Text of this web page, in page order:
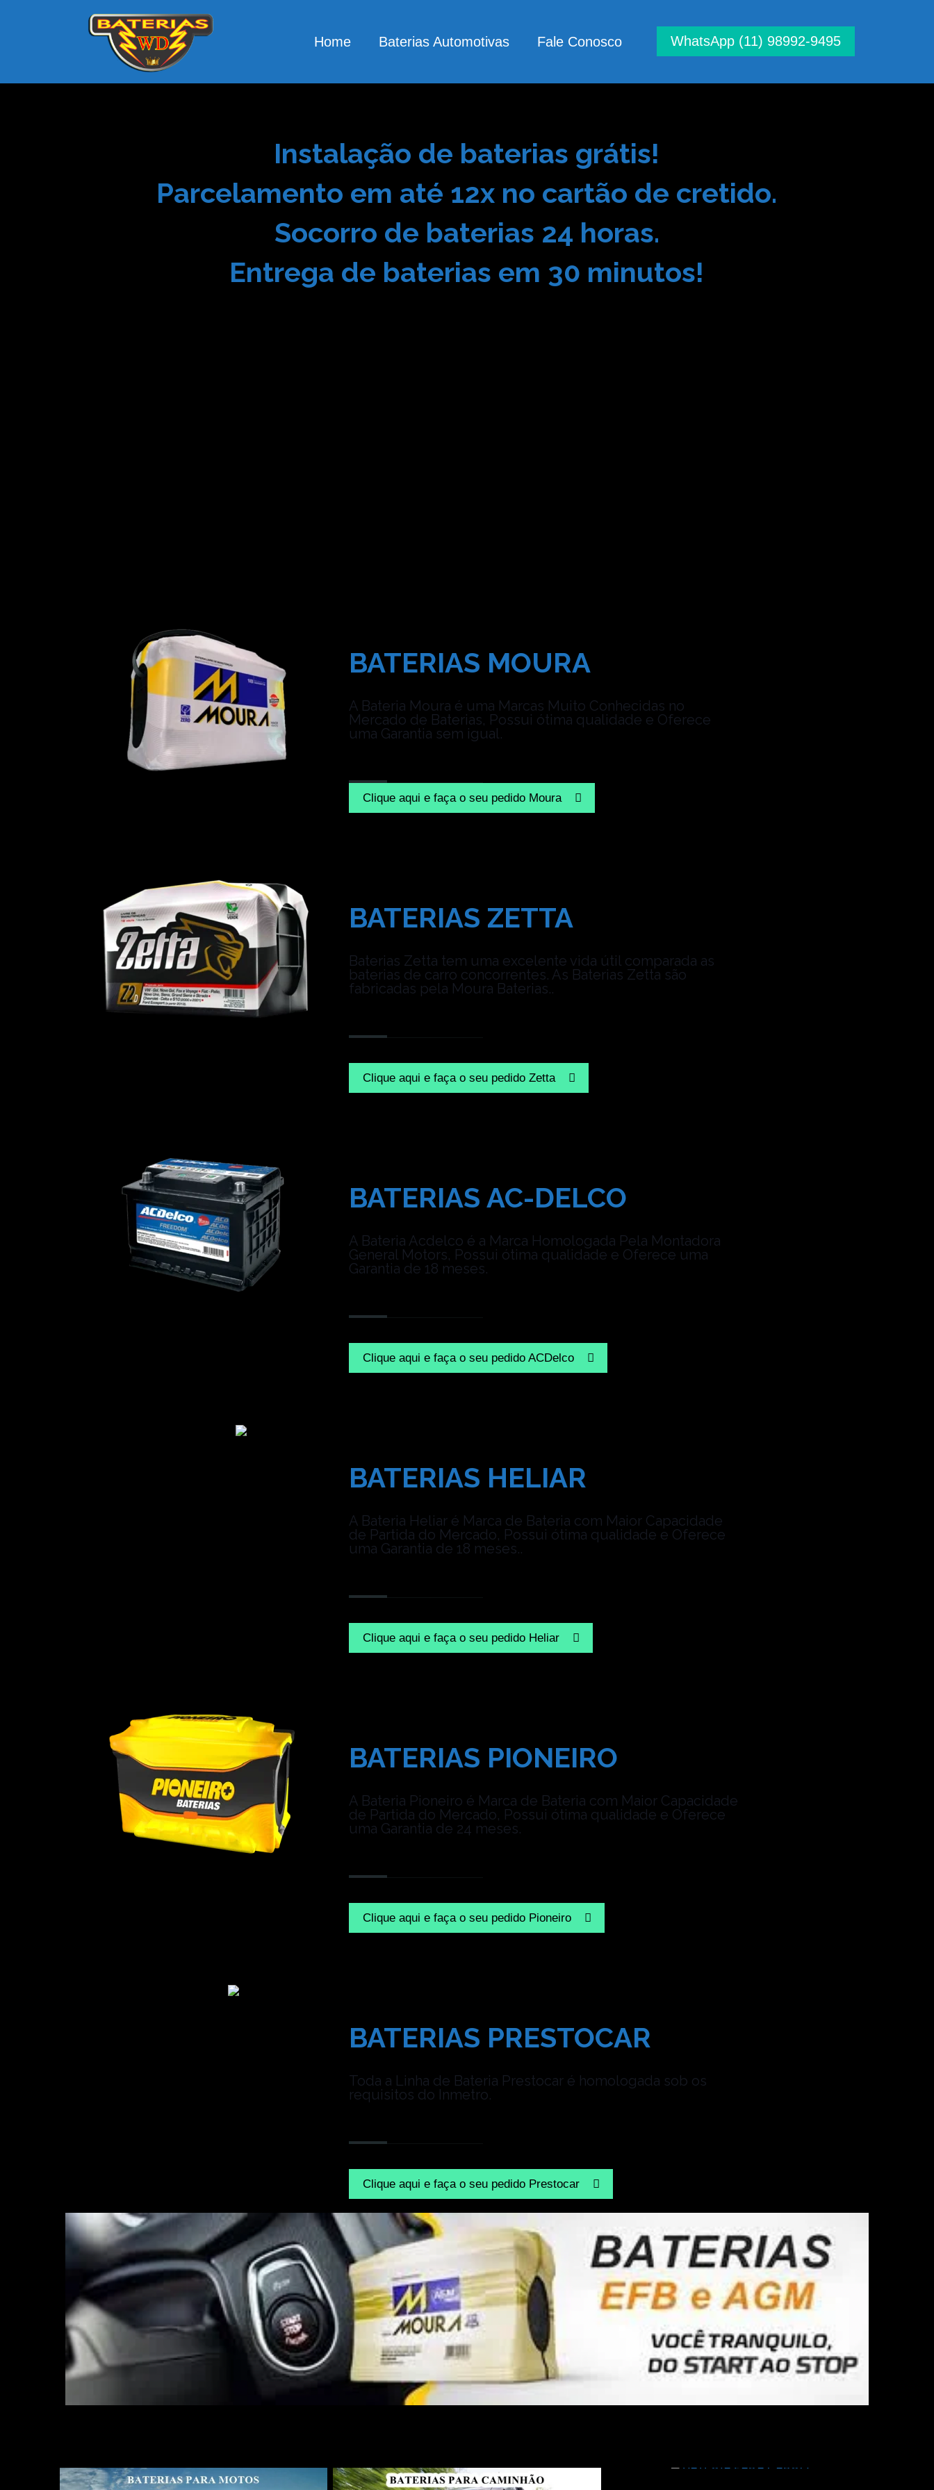
Home Baterias Automotivas Fale Conosco WhatsApp (11) 98992-9495
Instalação de baterias grátis!
Parcelamento em até 12x no cartão de cretido.
Socorro de baterias 24 horas.
Entrega de baterias em 30 minutos!
BATERIAS MOURA
A Bateria Moura é uma Marcas Muito Conhecidas no
Mercado de Baterias, Possui ótima qualidade e Oferece
uma Garantia sem igual.
Clique aqui e faça o seu pedido Moura
BATERIAS ZETTA
Baterias Zetta tem uma excelente vida útil comparada as
baterias de carro concorrentes. As Baterias Zetta são
fabricadas pela Moura Baterias..
Clique aqui e faça o seu pedido Zetta
BATERIAS AC-DELCO
A Bateria Acdelco é a Marca Homologada Pela Montadora
General Motors, Possui ótima qualidade e Oferece uma
Garantia de 18 meses.
Clique aqui e faça o seu pedido ACDelco
BATERIAS HELIAR
A Bateria Heliar é Marca de Bateria com Maior Capacidade
de Partida do Mercado, Possui ótima qualidade e Oferece
uma Garantia de 18 meses..
Clique aqui e faça o seu pedido Heliar
BATERIAS PIONEIRO
A Bateria Pioneiro é Marca de Bateria com Maior Capacidade
de Partida do Mercado, Possui ótima qualidade e Oferece
uma Garantia de 24 meses.
Clique aqui e faça o seu pedido Pioneiro
BATERIAS PRESTOCAR
Toda a Linha de Bateria Prestocar é homologada sob os
requisitos do Inmetro.
Clique aqui e faça o seu pedido Prestocar